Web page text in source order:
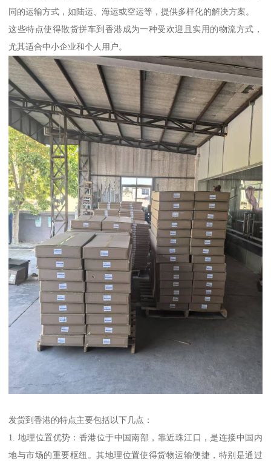
同的运输方式，如陆运、海运或空运等，提供多样化的解决方案。
这些特点使得散货拼车到香港成为一种受欢迎且实用的物流方式，
尤其适合中小企业和个人用户。
发货到香港的特点主要包括以下几点：
1. 地理位置优势：香港位于中国南部，靠近珠江口，是连接中国内
地与市场的重要枢纽。其地理位置使得货物运输便捷，特别是通过